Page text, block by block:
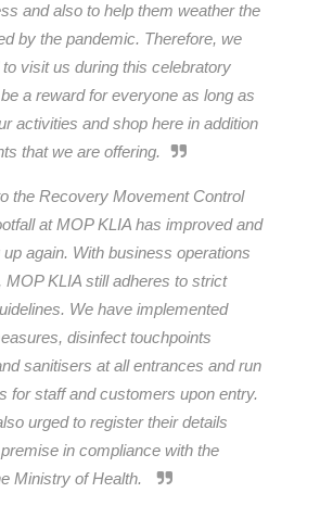
and also to help them weather the
by the pandemic. Therefore, we
visit us during this celebratory
a reward for everyone as long as
activities and shop here in addition
that we are offering.
the Recovery Movement Control
at MOP KLIA has improved and
again. With business operations
MOP KLIA still adheres to strict
We have implemented
disinfect touchpoints
sanitisers at all entrances and run
for staff and customers upon entry.
urged to register their details
in compliance with the
Ministry of Health.